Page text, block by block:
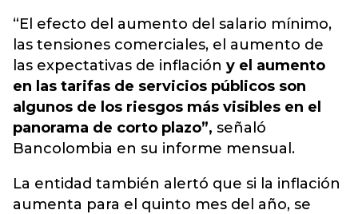
“El efecto del aumento del salario mínimo,
las tensiones comerciales, el aumento de
las expectativas de inflación y el aumento
en las tarifas de servicios públicos son
algunos de los riesgos más visibles en el
panorama de corto plazo”, señaló
Bancolombia en su informe mensual.
La entidad también alertó que si la inflación
aumenta para el quinto mes del año, se